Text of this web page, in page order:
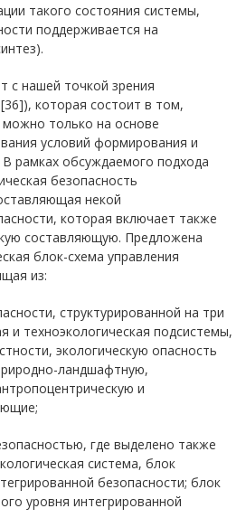
такого состояния системы,
поддерживается на
с нашей точкой зрения
которая состоит в том,
только на основе
условий формирования и
рамках обсуждаемого подхода
безопасность
некой
которая включает также
составляющую. Предложена
блок-схема управления
из:
структурированной на три
и техноэкологическая подсистемы,
экологическую опасность
ландшафтную,
и
где выделено также
система, блок
безопасности; блок
уровня интегрированной